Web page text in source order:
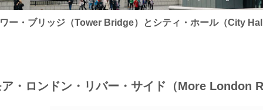
ー・ブリッジ（Tower Bridge）とシティ・ホール（City
・ロンドン・リバー・サイド（More London